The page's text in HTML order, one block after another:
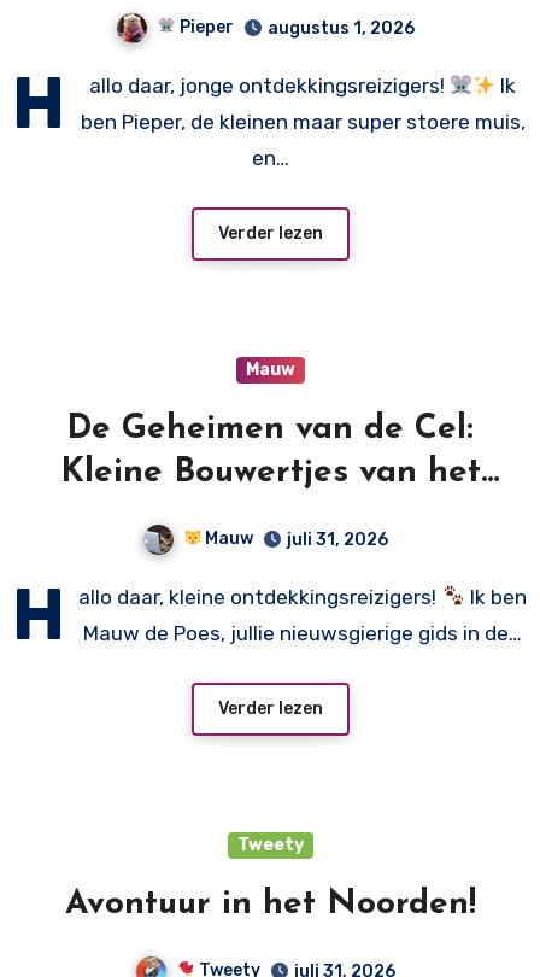
Pieper augustus 1, 2026
H allo daar, jonge ontdekkingsreizigers!
Ik
ben Pieper, de kleinen maar super stoere muis,
en…
Verder lezen
Mauw
De Geheimen van de Cel:
Kleine Bouwertjes van het
Mauw juli 31, 2026
H allo daar, kleine ontdekkingsreizigers!
Ik ben
Mauw de Poes, jullie nieuwsgierige gids in de…
Verder lezen
Tweety
Avontuur in het Noorden!
Tweety juli 31, 2026